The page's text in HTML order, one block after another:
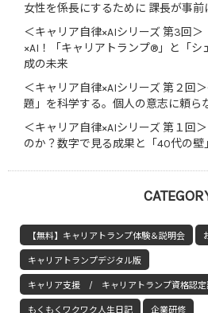
女性を係長にするために 課長が事前
＜キャリア自律×AIシリーズ 第3回
×AI！「キャリアトランプ®」と「シ
成の未来
＜キャリア自律×AIシリーズ 第２回
題」を科学する。個人の意志に頼ら
＜キャリア自律×AIシリーズ 第１回
のか？数字で見る成果と「40代の壁」
【無料】キャリアトランプ体験＆説明会
キャリアトランプデジタル版
キャリア支援 / キャリアトランプ資格認定
もくもくワクワク人生日記 企業研修